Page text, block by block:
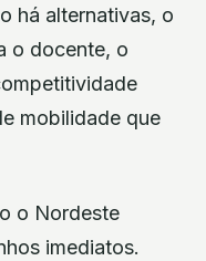
há alternativas, o
o docente, o
mobilidade que
o Nordeste
imediatos.